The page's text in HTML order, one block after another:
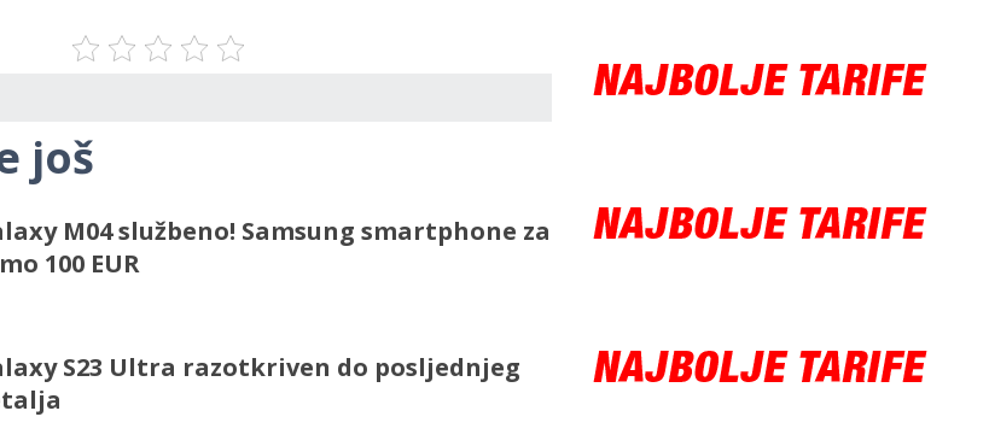
još
M04 službeno! Samsung smartphone za
100 EUR
S23 Ultra razotkriven do posljednjeg